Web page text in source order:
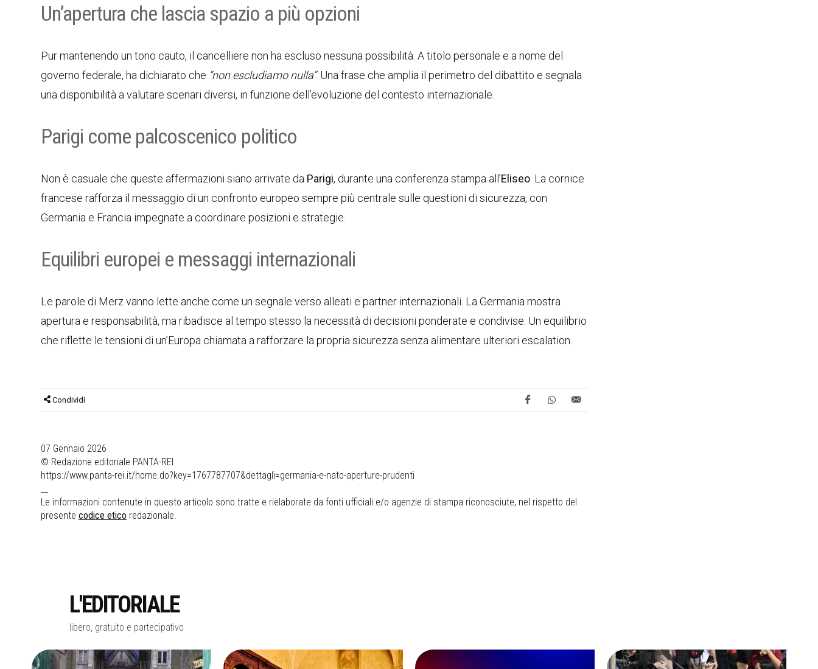
Un’apertura che lascia spazio a più opzioni
Pur mantenendo un tono cauto, il cancelliere non ha escluso nessuna possibilità. A titolo personale e a nome del
governo federale, ha dichiarato che “non escludiamo nulla”. Una frase che amplia il perimetro del dibattito e segnala
una disponibilità a valutare scenari diversi, in funzione dell’evoluzione del contesto internazionale.
Parigi come palcoscenico politico
Non è casuale che queste affermazioni siano arrivate da Parigi, durante una conferenza stampa all’Eliseo . La cornice
francese rafforza il messaggio di un confronto europeo sempre più centrale sulle questioni di sicurezza, con
Germania e Francia impegnate a coordinare posizioni e strategie.
Equilibri europei e messaggi internazionali
Le parole di Merz vanno lette anche come un segnale verso alleati e partner internazionali. La Germania mostra
apertura e responsabilità, ma ribadisce al tempo stesso la necessità di decisioni ponderate e condivise. Un equilibrio
che riflette le tensioni di un’Europa chiamata a rafforzare la propria sicurezza senza alimentare ulteriori escalation.
Condividi
07 Gennaio 2026
© Redazione editoriale PANTA-REI
https://www.panta-rei.it/home.do?key=1767787707&dettagli=germania-e-nato-aperture-prudenti
Le informazioni contenute in questo articolo sono tratte e rielaborate da fonti ufficiali e/o agenzie di stampa riconosciute, nel rispetto del
presentecodice etico redazionale.
L'EDITORIALE
libero, gratuito e partecipativo